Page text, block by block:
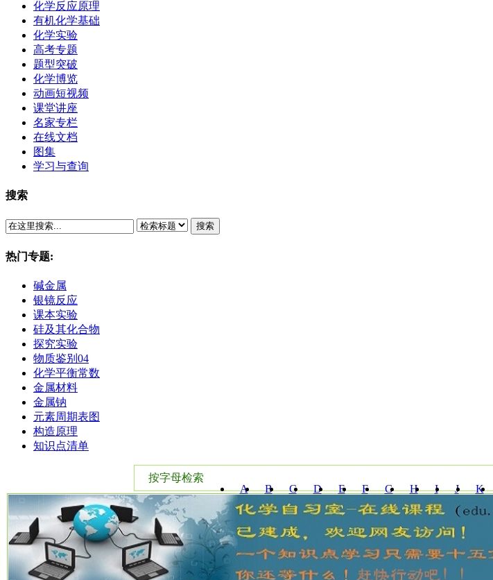
化学反应原理
有机化学基础
化学实验
高考专题
题型突破
化学博览
动画短视频
课堂讲座
名家专栏
在线文档
图集
学习与查询
搜索
搜索
热门专题:
碱金属
银镜反应
课本实验
硅及其化合物
探究实验
物质鉴别04
化学平衡常数
金属材料
金属钠
元素周期表图
构造原理
知识点清单
按字母检索
A
B C D E F G H I J K
W X Y Z